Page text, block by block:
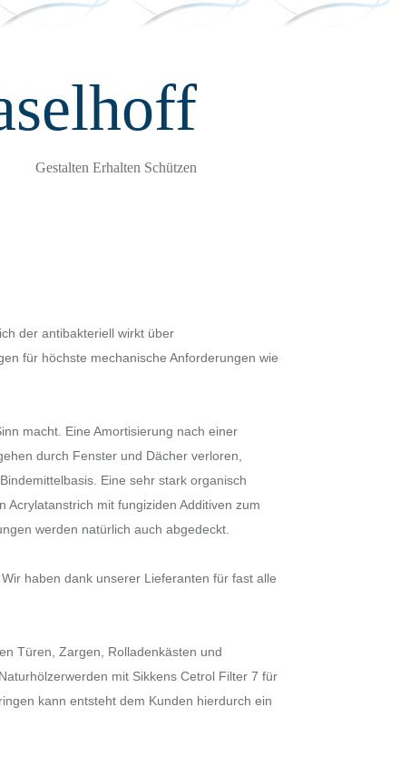
Gestalten Erhalten Schützen
der antibakteriell wirkt über
für höchste mechanische Anforderungen wie
macht. Eine Amortisierung nach einer
durch Fenster und Dächer verloren,
Eine sehr stark organisch
mit fungiziden Additiven zum
werden natürlich auch abgedeckt.
haben dank unserer Lieferanten für fast alle
Türen, Zargen, Rolladenkästen und
mit Sikkens Cetrol Filter 7 für
kann entsteht dem Kunden hierdurch ein